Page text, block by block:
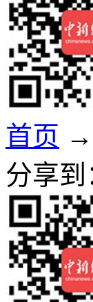
首页 →
分享到